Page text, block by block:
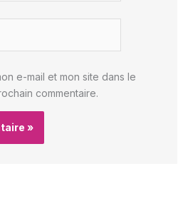
e-mail et mon site dans le
commentaire.